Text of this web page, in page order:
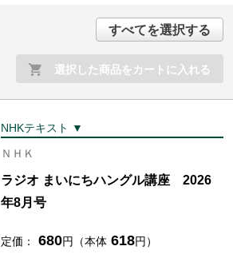
すべてを選択する
選択した商品をカートに入れる
NHKテキスト ▼
ＮＨＫ
ラジオ まいにちハングル講座 2026
年8月号
定価： 680円（本体 618円）